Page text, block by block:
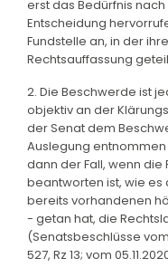
erst das Bedürfnis
Entscheidung
Fundstelle an, in der
Rechtsauffassung
2. Die Beschwerde ist
objektiv an der
der Senat dem
Auslegung
dann der Fall, wenn
beantworten ist, wie es
bereits vorhandenen
- getan hat, die
(Senatsbeschlüsse vom
527, Rz 13; vom